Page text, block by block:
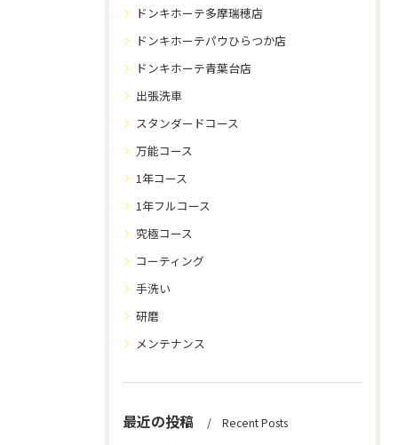
ドンキホーテ多摩瑞穂店
ドンキホーテパウひらつか店
ドンキホーテ青葉台店
出張洗車
スタンダードコース
万能コース
1年コース
1年フルコース
究極コース
コーティング
手洗い
研磨
メンテナンス
最近の投稿 Recent Posts